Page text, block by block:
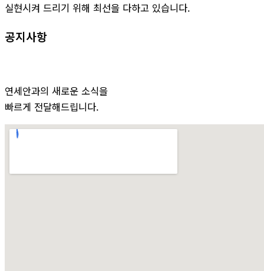
실현시켜 드리기 위해 최선을 다하고 있습니다.
공지사항
연세안과의 새로운 소식을
빠르게 전달해드립니다.